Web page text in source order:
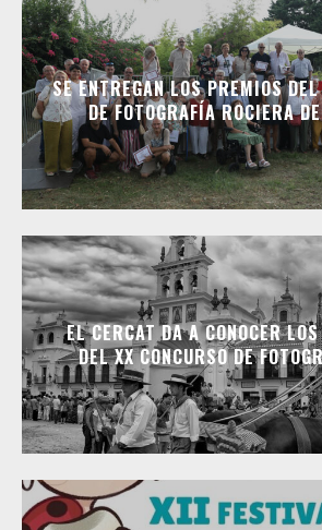
SE ENTREGAN LOS PREMIOS DEL
DE FOTOGRAFÍA ROCIERA
EL CERCAT DA A CONOCER
DEL XX CONCURSO DE